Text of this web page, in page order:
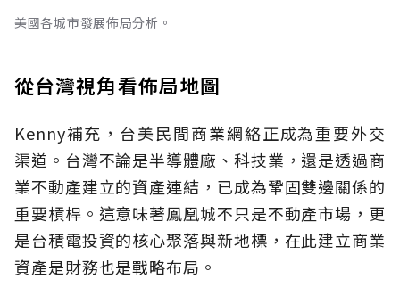
美國各城市發展佈局分析。
從台灣視角看佈局地圖
Kenny補充，台美民間商業網絡正成為重要外交
渠道。台灣不論是半導體廠、科技業，還是透過商
業不動產建立的資產連結，已成為鞏固雙邊關係的
重要槓桿。這意味著鳳凰城不只是不動產市場，更
是台積電投資的核心聚落與新地標，在此建立商業
資產是財務也是戰略布局。